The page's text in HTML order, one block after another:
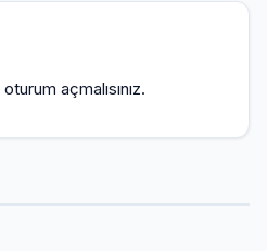
oturum açmalısınız.